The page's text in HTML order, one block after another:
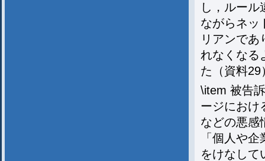
し，ルー
ながらネッ
リアンで
れなくなる
た（資料29
\item 被告
ージにおけ
などの悪感
「個人や
をけなして